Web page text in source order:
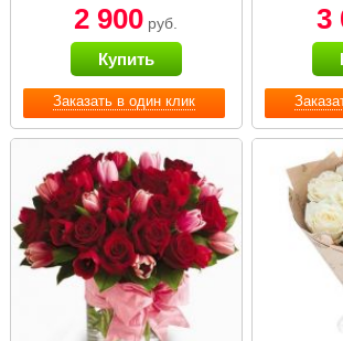
Заказать в один клик
2 900 руб.
Купить
3